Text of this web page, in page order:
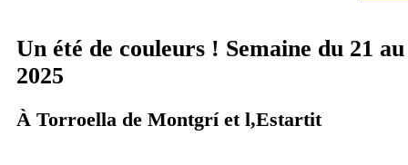
Un été de couleurs ! Semaine du 21
2025
À Torroella de Montgrí et l,Estartit